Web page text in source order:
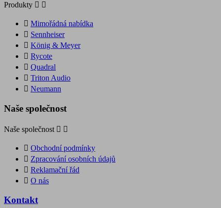
Produkty  
 Mimořádná nabídka
 Sennheiser
 König & Meyer
 Rycote
 Quadral
 Triton Audio
 Neumann
Naše společnost
Naše společnost  
 Obchodní podmínky
 Zpracování osobních údajů
 Reklamační řád
 O nás
Kontakt